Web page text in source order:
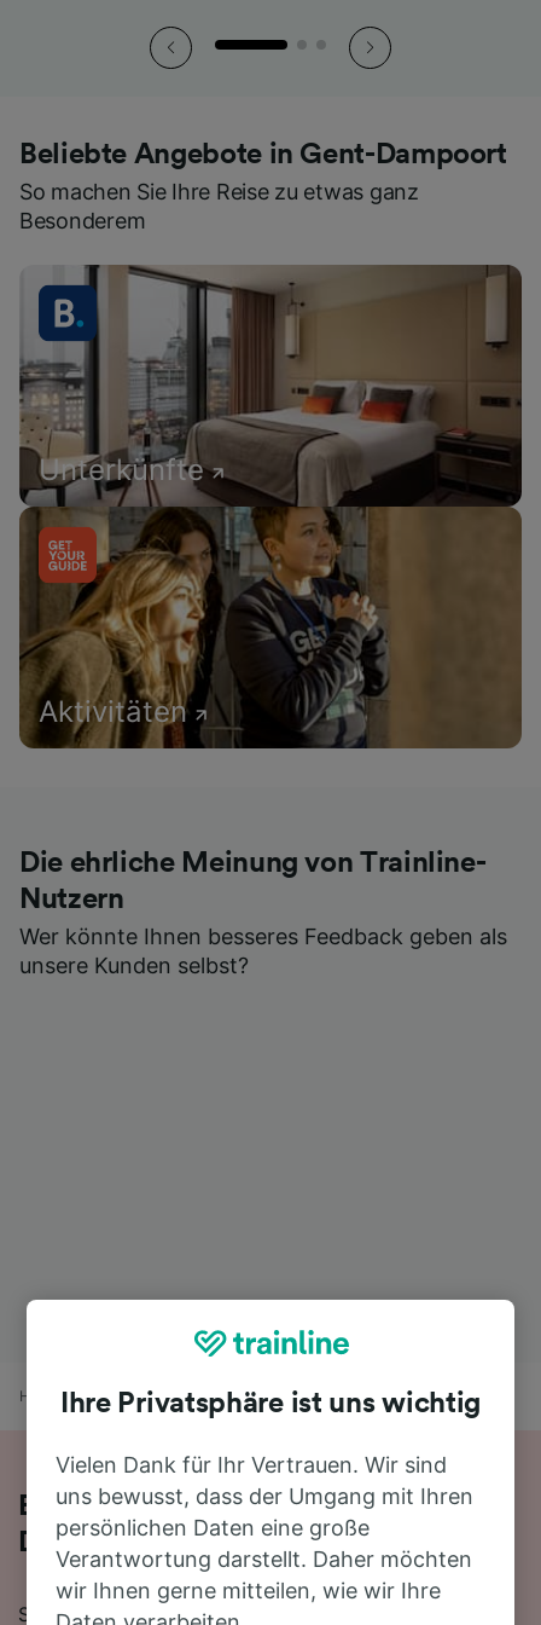
Beliebte Angebote in Gent-Dampoort
So machen Sie Ihre Reise zu etwas ganz
Besonderem
Unterkünfte
Aktivitäten
Die ehrliche Meinung von Trainline-
Nutzern
Wer könnte Ihnen besseres Feedback geben als
unsere Kunden selbst?
Home Bahnfahrplan Houten nach Gent-Dampoort
Bequem von Houten nach Gent-
Dampoort - nehmen Sie den Zug!
Sie wollen mit dem Zug von Houten nach Gent-
Ihre Privatsphäre ist uns wichtig
Vielen Dank für Ihr Vertrauen. Wir sind
uns bewusst, dass der Umgang mit Ihren
persönlichen Daten eine große
Verantwortung darstellt. Daher möchten
wir Ihnen gerne mitteilen, wie wir Ihre